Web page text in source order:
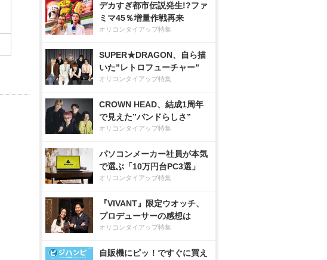
デカすぎ都市伝説発生!?ファ
ミマ45％増量作戦再来
オリコンタイアップ特集
SUPER★DRAGON、自ら描
いた”レトロフューチャー”
オリコンタイアップ特集
CROWN HEAD、結成1周年
で見えた”バンドらしさ”
オリコンタイアップ特集
パソコンメーカー社員が本気
で選ぶ「10万円台PC3選」
オリコンタイアップ特集
『VIVANT』限定ウオッチ、
プロデューサーの感想は
オリコンタイアップ特集
自販機にピッ！ですぐに買え